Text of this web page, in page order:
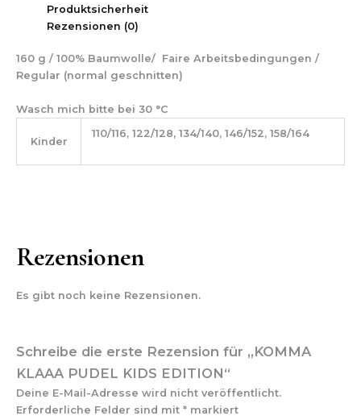
Produktsicherheit
Rezensionen (0)
160 g / 100% Baumwolle/ Faire Arbeitsbedingungen /
Regular (normal geschnitten)
Wasch mich bitte bei 30 °C
Kinder
110/116, 122/128, 134/140, 146/152, 158/164
Rezensionen
Es gibt noch keine Rezensionen.
Schreibe die erste Rezension für „KOMMA
KLAAA PUDEL KIDS EDITION“
Deine E-Mail-Adresse wird nicht veröffentlicht.
Erforderliche Felder sind mit * markiert